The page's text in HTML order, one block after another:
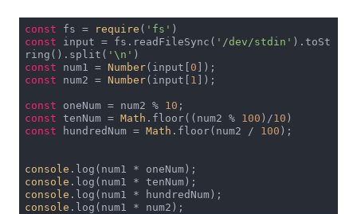
const fs = require ( 'fs'
const input = fs.readFileSync( '/dev/stdin' ).toSt
ring().split( '\n'
const num1 = Number(input[0
const num2 = Number(input[ 1 ]);
const oneNum = num2 % 10
const tenNum = Math .floor((num2 % 100 )/10
const hundredNum = Math .floor(num2 / 100 );
console
console
console
console .log(num1 * num2);